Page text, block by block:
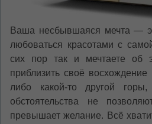
Ваша несбывшаяся мечта —
любоваться красотами с
сих пор так и мечтаете об
приблизить своё
либо какой-то другой
обстоятельства не
превышает желание. Всё
Dacă doriți să schimbați limba site-ului,
oricând să faceți asta în colțul din dreapta
al paginii.
RO RU